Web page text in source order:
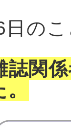
の
誌関